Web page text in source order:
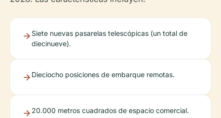
Siete nuevas pasarelas telescópicas (un total de
diecinueve).
Dieciocho posiciones de embarque remotas.
20.000 metros cuadrados de espacio comercial.